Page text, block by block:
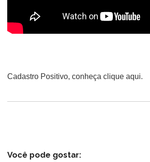
Cadastro Positivo, conheça clique aqui.
Você pode gostar: